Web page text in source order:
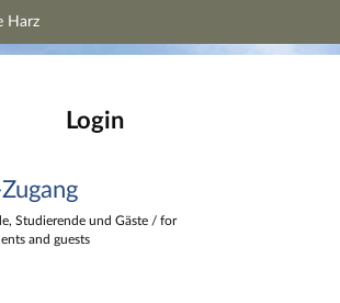
Hauptnavigation
Fußzeile
Harz
Login
Studierende und Gäste / for
and guests